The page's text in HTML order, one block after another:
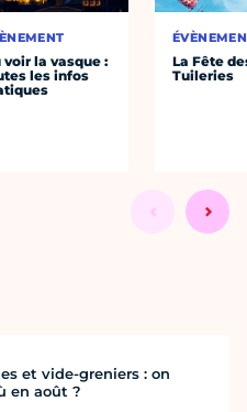
voir la vasque :
les infos
La Fête
Tuileries
et vide-greniers : on
en août ?